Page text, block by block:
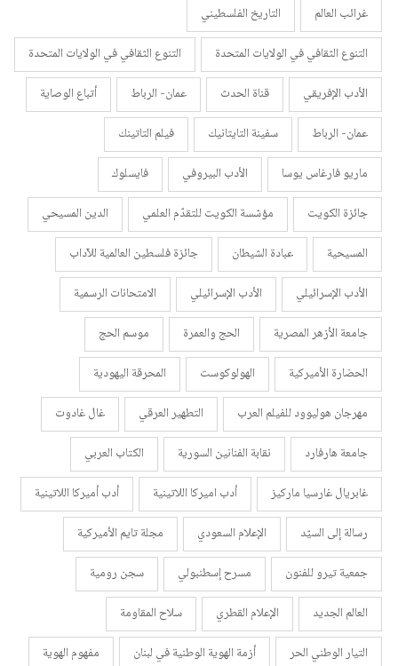
غرائب العالم
التاريخ الفلسطيني
التنوع الثقافي في الولايات المتحدة
التنوع الثقافي في الولايات المتحدة
الأدب الإفريقي
قناة الحدث عمان- الرباط
أتباع الوصاية
عمان- الرباط
سفينة التايتانيك
فيلم التاتينك
ماريو فارغاس يوسا
الأدب البيروفي
فايسلوك
جائزة الكويت
مؤسّسة الكويت للتقدّم العلمي
الدين المسيحي
المسيحية
عبادة الشيطان
جائزة فلسطين العالمية للآداب
الأدب الإسرائيلي
الأدب الإسرائيلي
الامتحانات الرسمية
جامعة الأزهر المصرية
الحج والعمرة
موسم الحج
الحضارة الأميركية
الهولوكوست
المحرقة اليهودية
مهرجان هوليوود للفيلم العرب
التطهير العرقي
غال غادوت
جامعة هارفارد
نقابة الفنانين السورية
الكتاب العربي
غابريال غارسيا ماركيز
أدب اميركا اللاتينية
أدب أميركا اللاتينية
رسالة إلى السيّد
الإعلام السعودي
مجلة تايم الأميركية
جمعية تيرو للفنون
مسرح إسطنبولي
سجن رومية
العالم الجديد
الإعلام القطري
سلاح المقاومة
التيار الوطني الحر
أزمة الهوية الوطنية في لبنان
مفهوم الهوية